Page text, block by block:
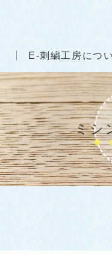
E-刺繍工房につ
ミシ